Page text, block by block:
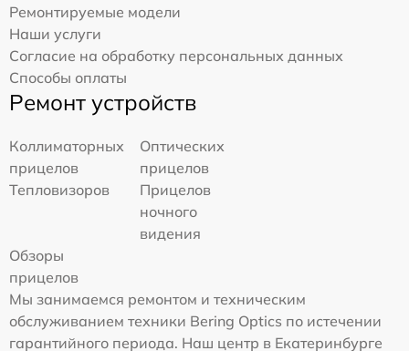
Ремонтируемые модели
Наши услуги
Согласие на обработку персональных данных
Способы оплаты
Ремонт устройств
Коллиматорных
прицелов
Оптических
прицелов
Тепловизоров
Прицелов
ночного
видения
Обзоры
прицелов
Мы занимаемся ремонтом и техническим
обслуживанием техники Bering Optics по истечении
гарантийного периода. Наш центр в Екатеринбурге